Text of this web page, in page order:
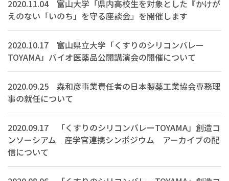
2020.11.04 富山大学「県内高校生を対象とした『かけが
えのない「いのち」を守る座談会』を開催します
2020.10.17 富山県立大学「くすりのシリコンバレー
TOYAMA」バイオ医薬品公開講演会の開催について
2020.09.25 森和彦事業責任者の日本製薬工業協会専務理
事の就任について
2020.09.17 「くすりのシリコンバレーTOYAMA」創造コ
ンソーシアム 産学官連携シンポジウム アーカイブの配
信について